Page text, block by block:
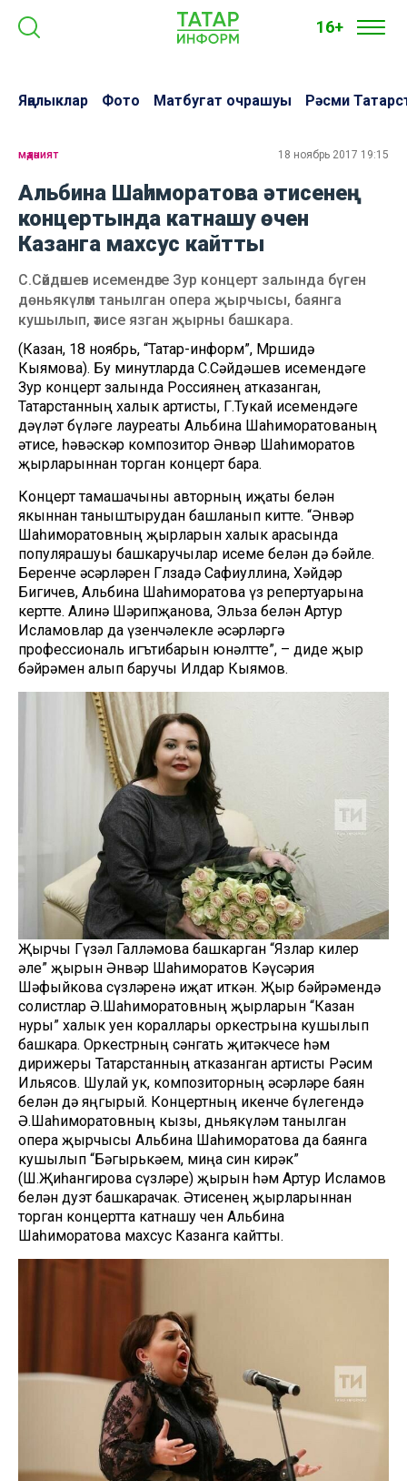
16+
Яңалыклар Фото Матбугат очрашуы Рәсми
мәдәният 18 ноябрь 2017 19:15
Альбина Шаһиморатова әтисенең
концертында катнашу өчен
Казанга махсус кайтты
С.Сәйдәшев исемендәге Зур концерт залында бүген
дөньякүләм танылган опера җырчысы, баянга
кушылып, әтисе язган җырны башкара.
(Казан, 18 ноябрь, “Татар-информ”, Мөршидә
Кыямова). Бу минутларда С.Сәйдәшев исемендәге
Зур концерт залында Россиянең атказанган,
Татарстанның халык артисты, Г.Тукай исемендәге
дәүләт бүләге лауреаты Альбина Шаһиморатованың
әтисе, һәвәскәр композитор Әнвәр Шаһиморатов
җырларыннан торган концерт бара.
Концерт тамашачыны авторның иҗаты белән
якыннан таныштырудан башланып китте. “Әнвәр
Шаһиморатовның җырларын халык арасында
популярашуы башкаручылар исеме белән дә бәйле.
Беренче әсәрләрен Гөлзадә Сафиуллина, Хәйдәр
Бигичев, Альбина Шаһиморатова үз репертуарына
кертте. Алинә Шәрипҗанова, Эльза белән Артур
Исламовлар да үзенчәлекле әсәрләргә
профессиональ игътибарын юнәлтте”, – диде җыр
бәйрәмен алып баручы Илдар Кыямов.
Җырчы Гүзәл Галләмова башкарган “Язлар килер
әле” җырын Әнвәр Шаһиморатов Кәүсәрия
Шәфыйкова сүзләренә иҗат иткән. Җыр бәйрәмендә
солистлар Ә.Шаһиморатовның җырларын “Казан
нуры” халык уен кораллары оркестрына кушылып
башкара. Оркестрның сәнгать җитәкчесе һәм
дирижеры Татарстанның атказанган артисты Рәсим
Ильясов. Шулай ук, композиторның әсәрләре баян
белән дә яңгырый. Концертның икенче бүлегендә
Ә.Шаһиморатовның кызы, дөньякүләм танылган
опера җырчысы Альбина Шаһиморатова да баянга
кушылып “Бәгырькәем, миңа син кирәк”
(Ш.Җиһангирова сүзләре) җырын һәм Артур Исламов
белән дуэт башкарачак. Әтисенең җырларыннан
торган концертта катнашу өчен Альбина
Шаһиморатова махсус Казанга кайтты.